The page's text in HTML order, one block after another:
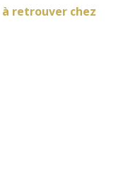
à retrouver chez